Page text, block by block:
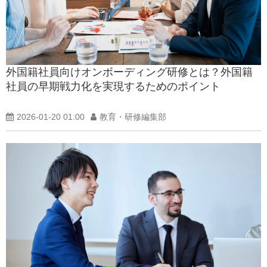
外国籍社員向けオンボーディング研修とは？外国籍
社員の早期戦力化を実現するためのポイント
2026-01-20 01:00 教育・研修編集部